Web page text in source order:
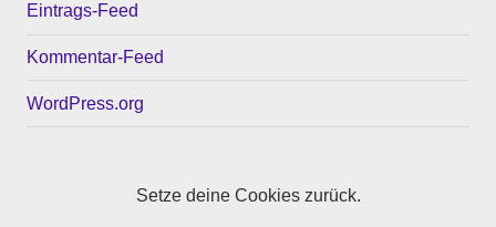
Eintrags-Feed
Kommentar-Feed
WordPress.org
Setze deine Cookies zurück.